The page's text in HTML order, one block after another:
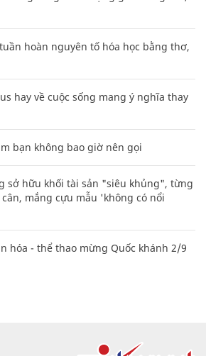
hoàn nguyên tố hóa học bằng thơ,
hay về cuộc sống mang ý nghĩa thay
bạn không bao giờ nên gọi
sở hữu khối tài sản "siêu khủng", từng
mắng cựu mẫu 'không có nổi
hóa - thể thao mừng Quốc khánh 2/9